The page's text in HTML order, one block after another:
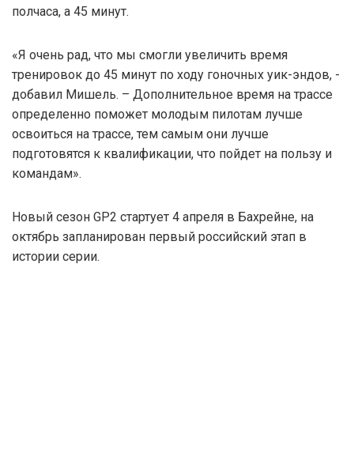
полчаса, а 45 минут.
«Я очень рад, что мы смогли увеличить время
тренировок до 45 минут по ходу гоночных уик-эндов, -
добавил Мишель. – Дополнительное время на трассе
определенно поможет молодым пилотам лучше
освоиться на трассе, тем самым они лучше
подготовятся к квалификации, что пойдет на пользу и
командам».
Новый сезон GP2 стартует 4 апреля в Бахрейне, на
октябрь запланирован первый российский этап в
истории серии.